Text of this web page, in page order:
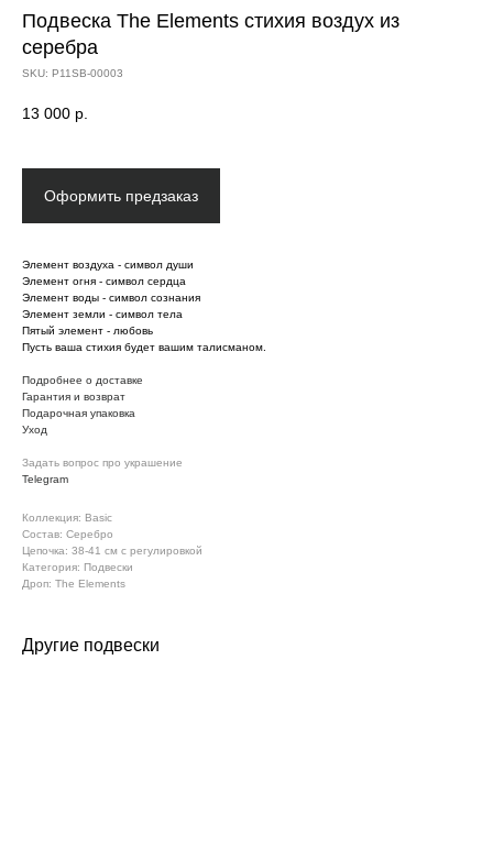
Подвеска The Elements стихия воздух из
серебра
SKU: P11SB-00003
13 000 р.
Оформить предзаказ
Элемент воздуха - символ души
Элемент огня - символ сердца
Элемент воды - символ сознания
Элемент земли - символ тела
Пятый элемент - любовь
Пусть ваша стихия будет вашим талисманом.
Подробнее о доставке
Гарантия и возврат
Подарочная упаковка
Уход
Задать вопрос про украшение
Telegram
Коллекция: Basic
Состав: Серебро
Цепочка: 38-41 см с регулировкой
Категория: Подвески
Дроп: The Elements
Другие подвески